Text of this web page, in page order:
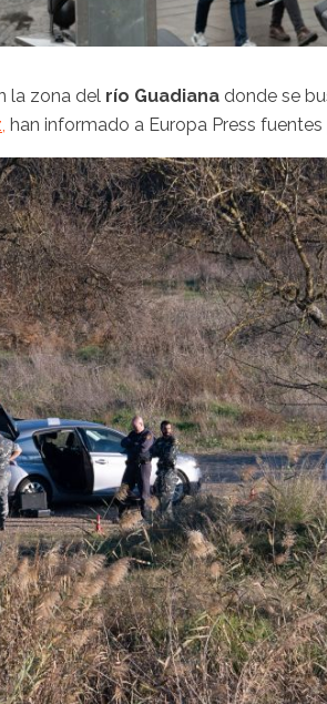
la zona del río Guadiana donde se
han informado a Europa Press fuentes